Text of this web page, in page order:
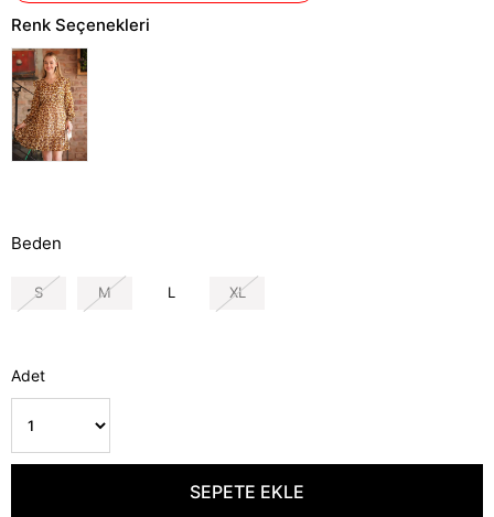
Renk Seçenekleri
Beden
S M L XL
Adet